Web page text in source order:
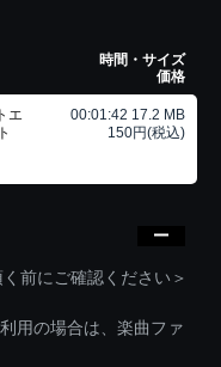
時間・サイズ
価格
エ
00:01:42 17.2 MB
150円(税込)
前にご確認ください＞
用の場合は、楽曲ファ